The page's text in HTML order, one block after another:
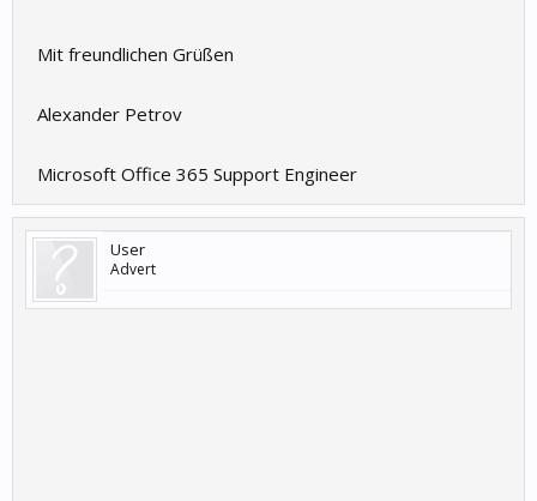
Mit freundlichen Grüßen
Alexander Petrov
Microsoft Office 365 Support Engineer
User
Advert